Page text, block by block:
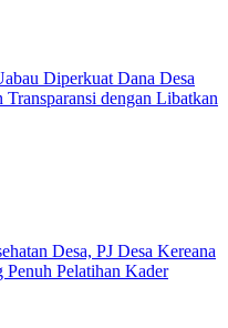
Diperkuat Dana Desa
dengan Libatkan
Desa, PJ Desa Kereana
Pelatihan Kader